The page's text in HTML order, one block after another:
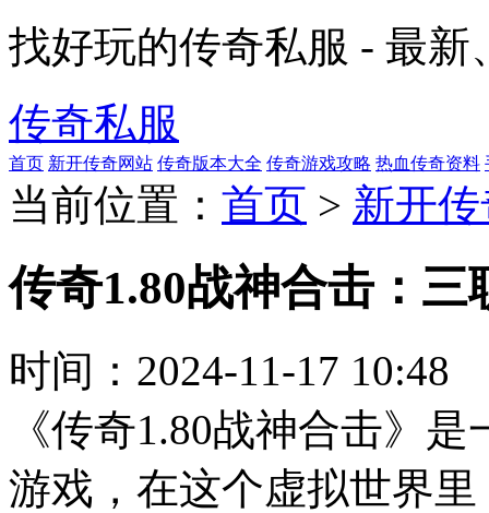
找好玩的传奇私服 - 最
传奇私服
首页 新开传奇网站 传奇版本大全 传奇游戏攻略 热血传奇资料
当前位置： 首页 > 新开
传奇1.80战神合击：三
时间： 2024-11-17 10:48
《传奇1.80战神合击》
游戏，在这个虚拟世界